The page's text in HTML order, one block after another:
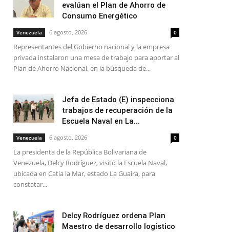
evalúan el Plan de Ahorro de
Consumo Energético
Venezuela 6 agosto, 2026 0
Representantes del Gobierno nacional y la empresa
privada instalaron una mesa de trabajo para aportar al
Plan de Ahorro Nacional, en la búsqueda de...
Jefa de Estado (E) inspecciona
trabajos de recuperación de la
Escuela Naval en La...
Venezuela 6 agosto, 2026 0
La presidenta de la República Bolivariana de
Venezuela, Delcy Rodríguez, visitó la Escuela Naval,
ubicada en Catia la Mar, estado La Guaira, para
constatar...
Delcy Rodríguez ordena Plan
Maestro de desarrollo logístico